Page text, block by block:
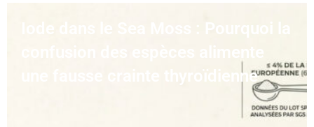
Iode dans le Sea Moss : Pourquoi la
confusion des espèces alimente
une fausse crainte thyroïdienne